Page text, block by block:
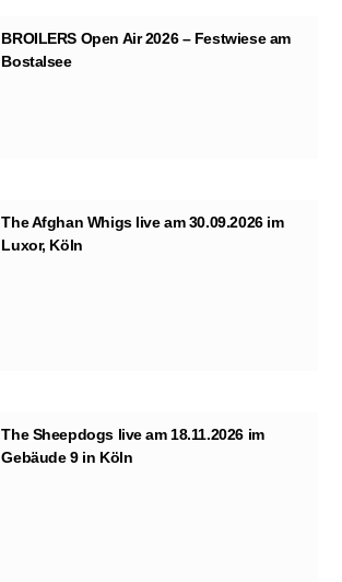
BROILERS Open Air 2026 – Festwiese am
Bostalsee
The Afghan Whigs live am 30.09.2026 im
Luxor, Köln
The Sheepdogs live am 18.11.2026 im
Gebäude 9 in Köln